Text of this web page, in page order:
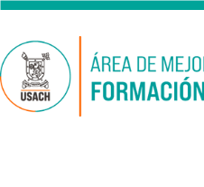
Pasar al contenido principal